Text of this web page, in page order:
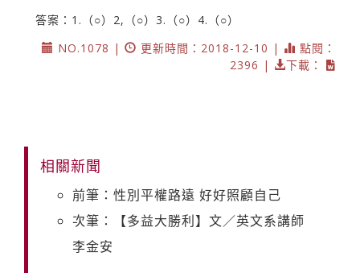
答案：1.（○）2,（○）3.（○）4.（○）
NO.1078 |
更新時間：2018-12-10 |
點閱：
2396 |
下載：
相關新聞
前筆：性別平權路遠 好好照顧自己
次筆：【多益大勝利】文／英文系講師
李金安